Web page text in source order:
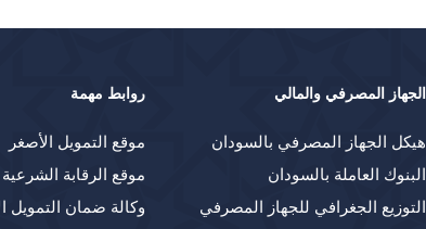
الجهاز المصرفي والمالي
هيكل الجهاز المصرفي بالسودان
البنوك العاملة بالسودان
التوزيع الجغرافي للجهاز المصرفي
روابط مهمة
موقع التمويل الأصغر
موقع الرقابة الشرعية
وكالة ضمان التمويل